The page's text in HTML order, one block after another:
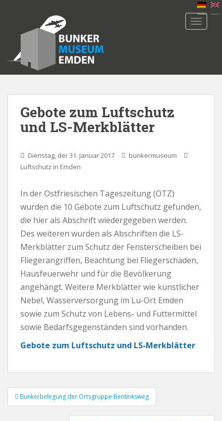
m
Gebote zum Luftschutz
und LS-Merkblätter
Dienstag, der 31. Januar 2017
bunkermuseum
Luftschutz in Emden
In der Ostfriesischen Tageszeitung (OTZ)
wurden die 10 Gebote zum Luftschutz gefunden,
die hier als Abschrift wiedergegeben werden.
Des weiteren wurden als Abschriften die LS-
Merkblätter zum Schutz der Fensterscheiben bei
Fliegerangriffen, Beachtung bei Fliegerschäden,
Hausfeuerwehr und für die Bevölkerung
angehängt. Weitere Merkblätter wie künstlicher
Nebel, Wasserversorgung im Lu-Ort Emden
sowie zum Schutz von Lebens- und Futtermittel
sowie Bedarfsgegenständen sind vorhanden.
Gebote zum Luftschutz und LS-Merkblätter
Beitrags-Navigation
Bunkerbelegung der Ortsgruppe Bentinksweg